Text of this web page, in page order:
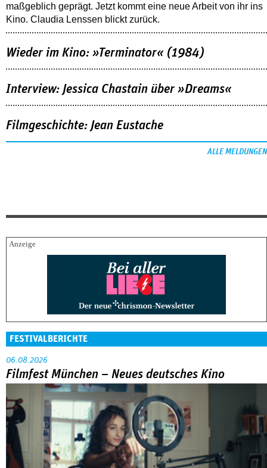
maßgeblich geprägt. Jetzt kommt eine neue Arbeit von ihr ins
Kino. Claudia Lenssen blickt zurück.
Wieder im Kino: »Terminator« (1984)
Interview: Jessica Chastain über »Dreams«
Filmgeschichte: Jean Eustache
ALLE MELDUNGEN
FESTIVALBERICHTE
06.08.2026
Filmfest München – Neues deutsches Kino